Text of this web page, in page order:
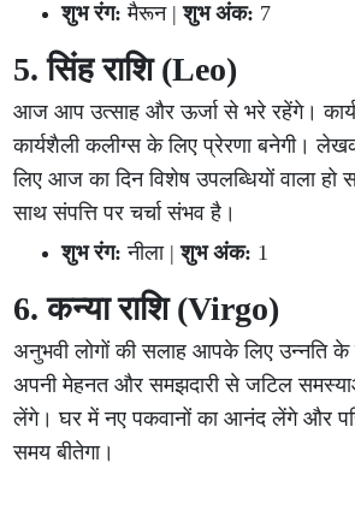
शुभ रंग: मैरून |शुभ अंक: 7
5. सिंह राशि (Leo)
आज आप उत्साह और ऊर्जा से भरे रहेंगे।
कार्यशैली कलीग्स के लिए प्रेरणा बनेगी।
लिए आज का दिन विशेष उपलब्धियों वाला हो
साथ संपत्ति पर चर्चा संभव है।
शुभ रंग: नीला |शुभ अंक: 1
6. कन्या राशि (Virgo)
अनुभवी लोगों की सलाह आपके लिए उन्नति के
अपनी मेहनत और समझदारी से जटिल
लेंगे। घर में नए पकवानों का आनंद लेंगे और
समय बीतेगा।